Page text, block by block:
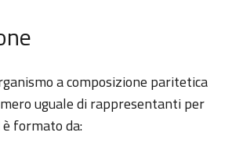
a composizione paritetica
uguale di rappresentanti per
formato da: